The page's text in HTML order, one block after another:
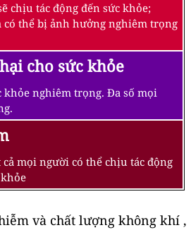
chịu tác động đến sức khỏe;
thể bị ảnh hưởng nghiêm trọng
cho sức khỏe
khỏe nghiêm trọng. Đa số mọi
cả mọi người có thể chịu tác động
và chất lượng không khí ,